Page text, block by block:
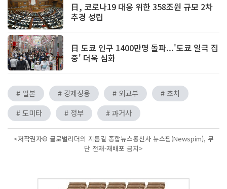
日, 코로나19 대응 위한 358조원 규모 2차
추경 성립
日 도쿄 인구 1400만명 돌파...'도쿄 일극 집
중' 더욱 심화
# 일본 # 강제징용 # 외교부
# 초치
# 도미타
# 정부 # 과거사
<저작권자© 글로벌리더의 지름길 종합뉴스통신사 뉴스핌(Newspim), 무
단 전재-재배포 금지>